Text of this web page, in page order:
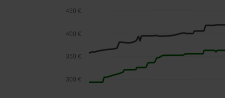
300 €
350 €
400 €
450 €